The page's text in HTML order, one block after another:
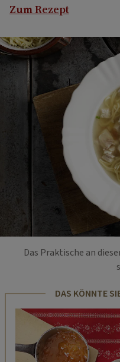
Zum Rezept
Das Praktische an
DAS KÖNNTE